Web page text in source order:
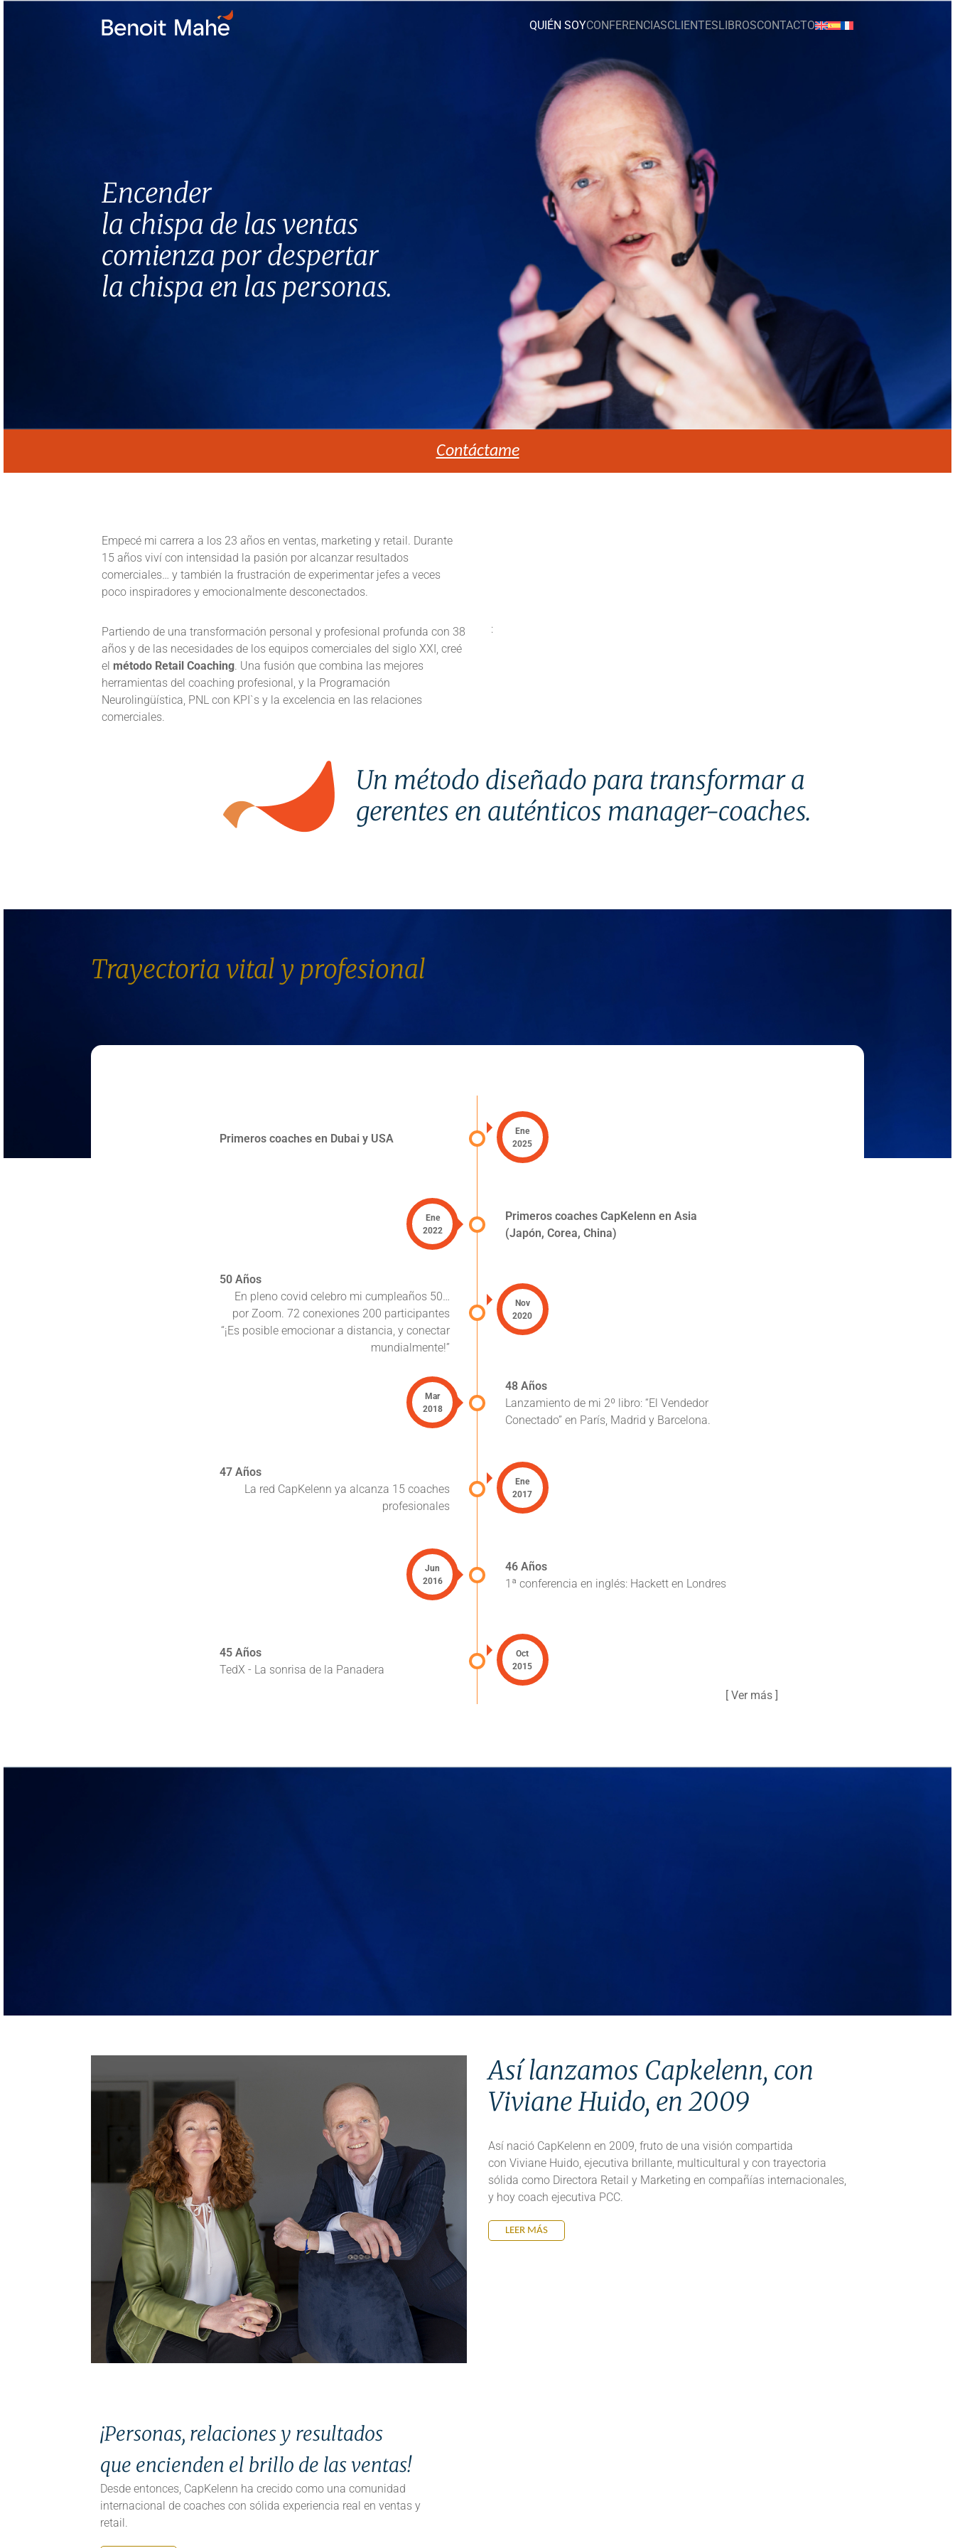
QUIÉN SOYCONFERENCIASCLIENTESLIBROSCONTACTO
Encender
la chispa de las ventas
comienza por despertar
la chispa en las personas.
Contáctame
Empecé mi carrera a los 23 años en ventas, marketing y retail. Durante
15 años viví con intensidad la pasión por alcanzar resultados
comerciales… y también la frustración de experimentar jefes a veces
poco inspiradores y emocionalmente desconectados.
Partiendo de una transformación personal y profesional profunda con 38
años y de las necesidades de los equipos comerciales del siglo XXI, creé
el método Retail Coaching. Una fusión que combina las mejores
herramientas del coaching profesional, y la Programación
Neurolingüística, PNL con KPI`s y la excelencia en las relaciones
comerciales.
:
Un método diseñado para transformar a
gerentes en auténticos manager-coaches.
Trayectoria vital y profesional
Primeros coaches en Dubai y USA
Ene
2025
Ene
2022
Primeros coaches CapKelenn en Asia
(Japón, Corea, China)
50 Años
En pleno covid celebro mi cumpleaños 50…
por Zoom. 72 conexiones 200 participantes
“¡Es posible emocionar a distancia, y conectar
mundialmente!”
Nov
2020
Mar
2018
48 Años
Lanzamiento de mi 2º libro: “El Vendedor
Conectado” en París, Madrid y Barcelona.
47 Años
La red CapKelenn ya alcanza 15 coaches
profesionales
Ene
2017
Jun
2016
46 Años
1ª conferencia en inglés: Hackett en Londres
45 Años
TedX - La sonrisa de la Panadera
Oct
2015
[ Ver más ]
¡Personas, relaciones y resultados
que encienden el brillo de las ventas!
Desde entonces, CapKelenn ha crecido como una comunidad
internacional de coaches con sólida experiencia real en ventas y
retail.
Así lanzamos Capkelenn, con
Viviane Huido, en 2009
Así nació CapKelenn en 2009, fruto de una visión compartida
con Viviane Huido, ejecutiva brillante, multicultural y con trayectoria
sólida como Directora Retail y Marketing en compañías internacionales,
y hoy coach ejecutiva PCC.
LEER MÁS